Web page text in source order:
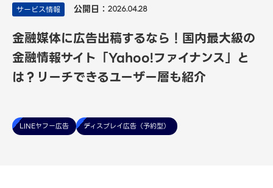
サービス情報 公開日： 2026.04.28
金融媒体に広告出稿するなら！国内最大級の
金融情報サイト「Yahoo!ファイナンス」と
は？リーチできるユーザー層も紹介
LINEヤフー広告 ディスプレイ広告（予約型）